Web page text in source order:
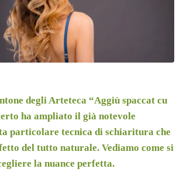
degli Arteteca “Aggiù spaccat cu
ha ampliato il già notevole
particolare tecnica di schiaritura che
del tutto naturale. Vediamo come si
la nuance perfetta.